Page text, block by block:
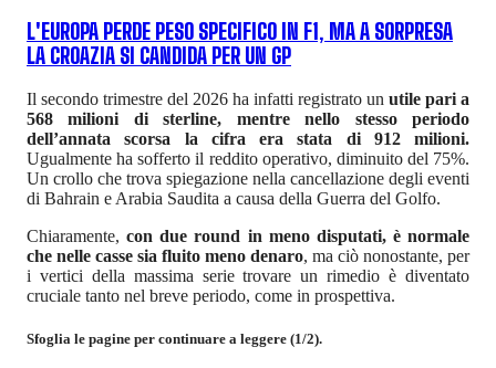
L'EUROPA PERDE PESO SPECIFICO IN F1, MA A SORPRESA
LA CROAZIA SI CANDIDA PER UN GP
Il secondo trimestre del 2026 ha infatti registrato un utile pari a
568 milioni di sterline, mentre nello stesso periodo
dell’annata scorsa la cifra era stata di 912 milioni.
Ugualmente ha sofferto il reddito operativo, diminuito del 75%.
Un crollo che trova spiegazione nella cancellazione degli eventi
di Bahrain e Arabia Saudita a causa della Guerra del Golfo.
Chiaramente, con due round in meno disputati, è normale
che nelle casse sia fluito meno denaro, ma ciò nonostante, per
i vertici della massima serie trovare un rimedio è diventato
cruciale tanto nel breve periodo, come in prospettiva.
Sfoglia le pagine per continuare a leggere (1/2).